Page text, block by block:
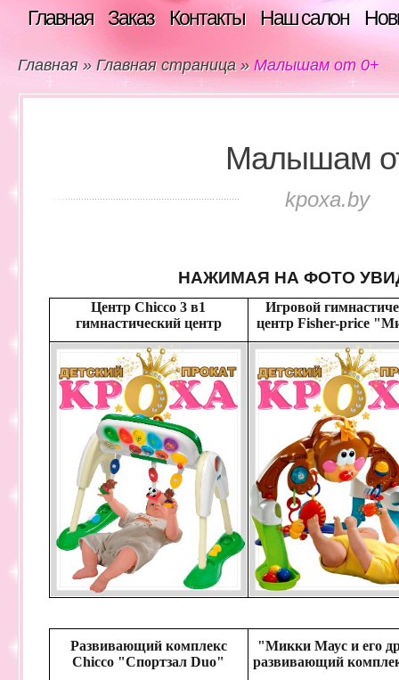
Главная Заказ Контакты Наш салон
Главная » Главная страница »Малышам от 0+
Малышам
kpoxa.by
НАЖИМАЯ НА ФОТО
Центр Chicco 3 в1
гимнастический центр
Игровой
центр Fisher-price
Развивающий комплекс
Chicco "Спортзал Duo"
"Микки Маус и его
развивающий